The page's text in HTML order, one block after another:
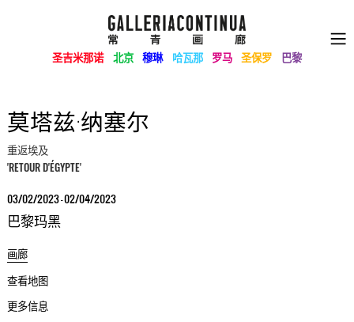
圣吉米那诺 北京 穆琳 哈瓦那 罗马 圣保罗 巴黎
莫塔兹·纳塞尔
重返埃及
'RETOUR D'ÉGYPTE'
03/02/2023 - 02/04/2023
巴黎玛黑
画廊
查看地图
更多信息